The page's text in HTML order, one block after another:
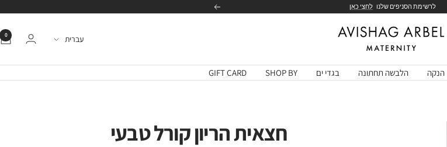
לרשימת הסניפים שלנו לחצי כאן
הבא
Avishag
שפה
עברית 0
הנקה הלבשה תחתונה בגדי ים SHOP BY
GIFT CARD
חצאית הריון קורל טבעי